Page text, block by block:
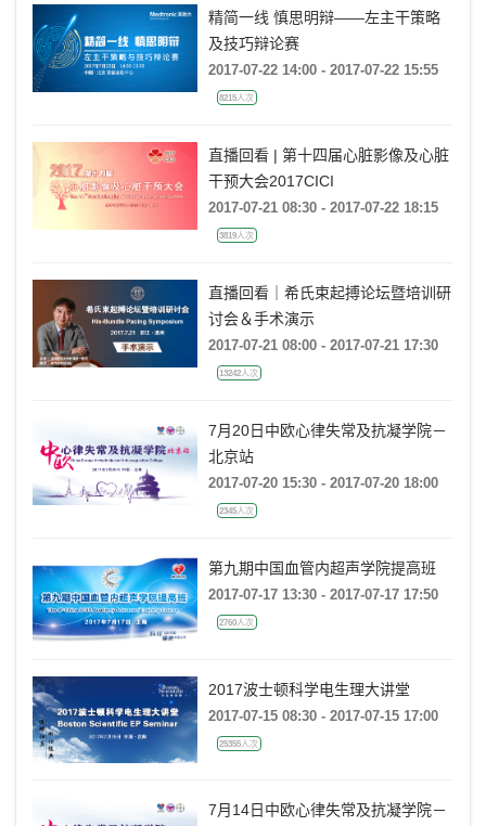
精简一线 慎思明辩——左主干策略
及技巧辩论赛
2017-07-22 14:00 - 2017-07-22 15:55
8215人次
直播回看 | 第十四届心脏影像及心脏
干预大会2017CICI
2017-07-21 08:30 - 2017-07-22 18:15
3819人次
直播回看｜希氏束起搏论坛暨培训研
讨会＆手术演示
2017-07-21 08:00 - 2017-07-21 17:30
13242人次
7月20日中欧心律失常及抗凝学院－
北京站
2017-07-20 15:30 - 2017-07-20 18:00
2345人次
第九期中国血管内超声学院提高班
2017-07-17 13:30 - 2017-07-17 17:50
2760人次
2017波士顿科学电生理大讲堂
2017-07-15 08:30 - 2017-07-15 17:00
25355人次
7月14日中欧心律失常及抗凝学院－